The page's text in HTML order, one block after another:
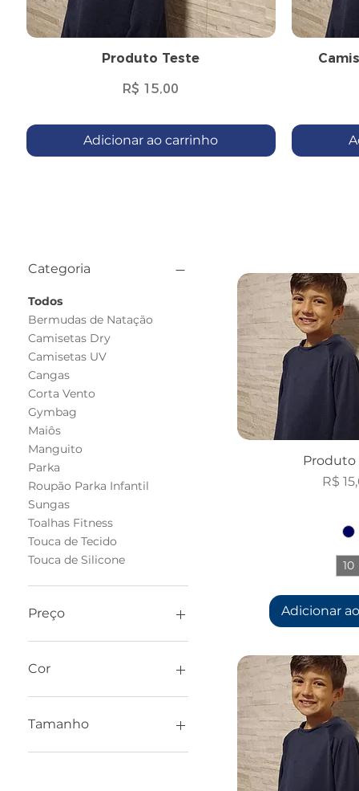
Produto Teste
Preço
R$ 15,00
Adicionar ao carrinho
Categoria
Todos
Bermudas de Natação
Camisetas Dry
Camisetas UV
Cangas
Corta Vento
Gymbag
Maiôs
Manguito
Parka
Roupão Parka Infantil
Sungas
Toalhas Fitness
Touca de Tecido
Touca de Silicone
Preço
R$ 15
Cor
Tamanho
4
Produto
Preço
R$
10
Adicionar